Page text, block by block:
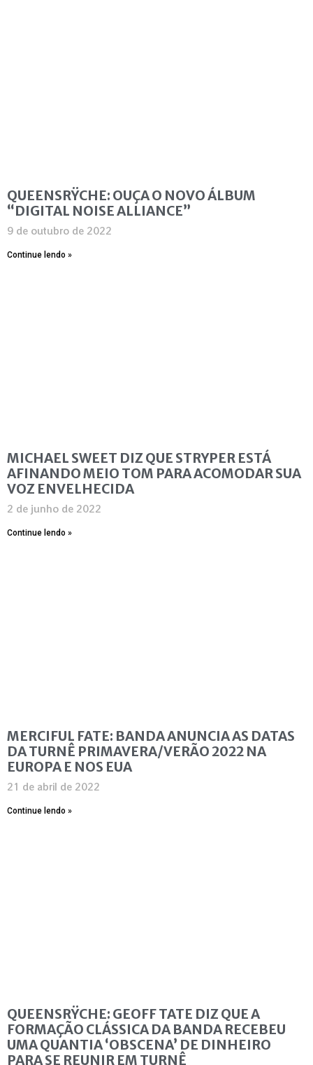
QUEENSRŸCHE: OUÇA O NOVO ÁLBUM
“DIGITAL NOISE ALLIANCE”
9 de outubro de 2022
Continue lendo »
MICHAEL SWEET DIZ QUE STRYPER ESTÁ
AFINANDO MEIO TOM PARA ACOMODAR SUA
VOZ ENVELHECIDA
2 de junho de 2022
Continue lendo »
MERCIFUL FATE: BANDA ANUNCIA AS DATAS
DA TURNÊ PRIMAVERA/VERÃO 2022 NA
EUROPA E NOS EUA
21 de abril de 2022
Continue lendo »
QUEENSRŸCHE: GEOFF TATE DIZ QUE A
FORMAÇÃO CLÁSSICA DA BANDA RECEBEU
UMA QUANTIA ‘OBSCENA’ DE DINHEIRO
PARA SE REUNIR EM TURNÊ